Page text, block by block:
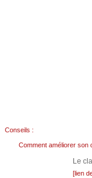
Conseils :
Comment améliorer son
Le
[lien